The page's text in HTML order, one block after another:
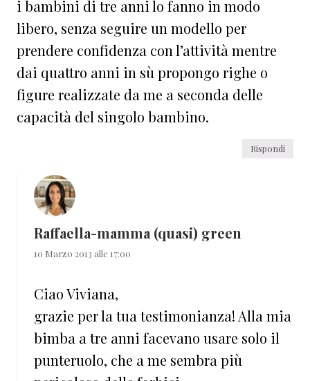
i bambini di tre anni lo fanno in modo
libero, senza seguire un modello per
prendere confidenza con l’attività mentre
dai quattro anni in sù propongo righe o
figure realizzate da me a seconda delle
capacità del singolo bambino.
Rispondi
Raffaella-mamma (quasi) green
10 Marzo 2013 alle 17:00
Ciao Viviana,
grazie per la tua testimonianza! Alla mia
bimba a tre anni facevano usare solo il
punteruolo, che a me sembra più